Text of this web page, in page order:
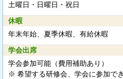
土曜日・日曜日・祝日
休暇
年末年始、夏季休暇、有給休暇
学会出席
学会参加可能（費用補助あり）
※ 希望する研修会、学会に参加でき